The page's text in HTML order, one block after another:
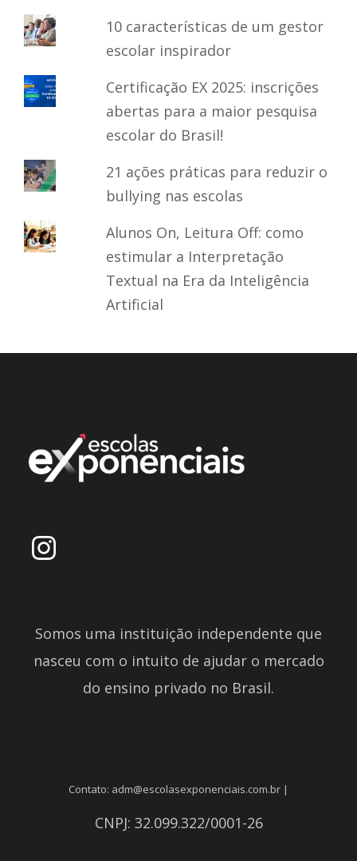
10 características de um gestor
escolar inspirador
Certificação EX 2025: inscrições
abertas para a maior pesquisa
escolar do Brasil!
21 ações práticas para reduzir o
bullying nas escolas
Alunos On, Leitura Off: como
estimular a Interpretação
Textual na Era da Inteligência
Artificial
Somos uma instituição independente que
nasceu com o intuito de ajudar o mercado
do ensino privado no Brasil.
Contato: adm@escolasexponenciais.com.br |
CNPJ: 32.099.322/0001-26